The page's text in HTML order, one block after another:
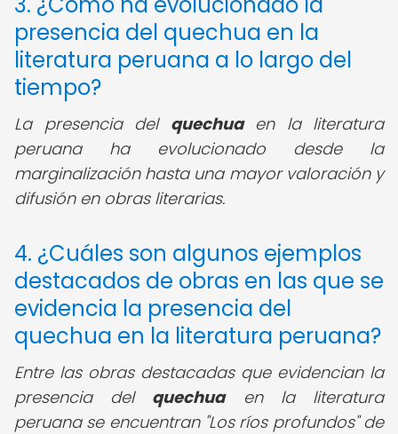
presencia del quechua en la
literatura peruana a lo largo del
tiempo?
La presencia del quechuaen la literatura
peruana ha evolucionado desde la
marginalización hasta una mayor valoración y
difusión en obras literarias.
4. ¿Cuáles son algunos ejemplos
destacados de obras en las que se
evidencia la presencia del
quechua en la literatura peruana?
Entre las obras destacadas que evidencian la
presencia del quechuaen la literatura
peruana se encuentran "Los ríos profundos" de